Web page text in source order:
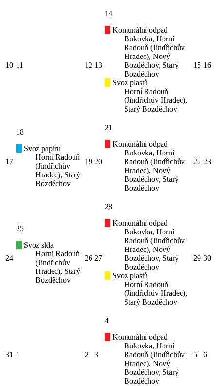
10 11 12 13
14
Komunální odpad
Bukovka, Horní
Radouň (Jindřichův
Hradec), Nový
Bozděchov, Starý
Bozděchov
Svoz plastů
Horní Radouň
(Jindřichův Hradec),
Starý Bozděchov
15 16
17
18
Svoz papíru
Horní Radouň
(Jindřichův
Hradec), Starý
Bozděchov
19 20
21
Komunální odpad
Bukovka, Horní
Radouň (Jindřichův
Hradec), Nový
Bozděchov, Starý
Bozděchov
22 23
24
25
Svoz skla
Horní Radouň
(Jindřichův
Hradec), Starý
Bozděchov
26 27
28
Komunální odpad
Bukovka, Horní
Radouň (Jindřichův
Hradec), Nový
Bozděchov, Starý
Bozděchov
Svoz plastů
Horní Radouň
(Jindřichův Hradec),
Starý Bozděchov
29 30
31 1 2 3
4
Komunální odpad
Bukovka, Horní
Radouň (Jindřichův
Hradec), Nový
Bozděchov, Starý
Bozděchov
5 6